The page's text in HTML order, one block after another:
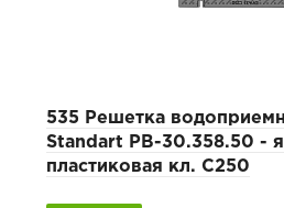
535 Решетка
Standart РВ-30.358.50 -
пластиковая кл. С250